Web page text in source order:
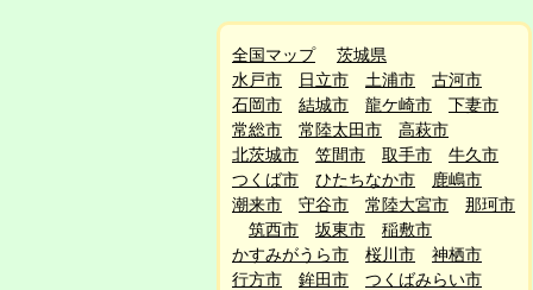
全国マップ
茨城県
水戸市
日立市 土浦市
古河市
石岡市
結城市 龍ケ崎市
下妻市
常総市
常陸太田市
高萩市
北茨城市
笠間市 取手市
牛久市
つくば市
ひたちなか市
鹿嶋市
潮来市
守谷市 常陸大宮市
那珂市
筑西市
坂東市
稲敷市
かすみがうら市
桜川市
神栖市
行方市
鉾田市
つくばみらい市